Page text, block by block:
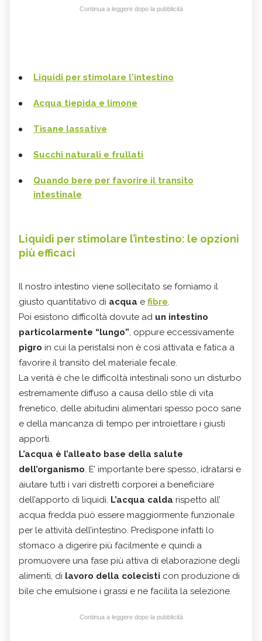
Continua a leggere dopo la pubblicità
Liquidi per stimolare l'intestino
Acqua tiepida e limone
Tisane lassative
Succhi naturali e frullati
Quando bere per favorire il transito
intestinale
Liquidi per stimolare l’intestino: le opzioni
più efficaci
Il nostro intestino viene sollecitato se forniamo il
giusto quantitativo di acqua e fibre.
Poi esistono difficoltà dovute ad un intestino
particolarmente “lungo”, oppure eccessivamente
pigro in cui la peristalsi non è così attivata e fatica a
favorire il transito del materiale fecale.
La verità è che le difficoltà intestinali sono un disturbo
estremamente diffuso a causa dello stile di vita
frenetico, delle abitudini alimentari spesso poco sane
e della mancanza di tempo per introiettare i giusti
apporti.
L’acqua è l’alleato base della salute
dell’organismo. E’ importante bere spesso, idratarsi e
aiutare tutti i vari distretti corporei a beneficiare
dell’apporto di liquidi. L’acqua calda rispetto all’
acqua fredda può essere maggiormente funzionale
per le attività dell’intestino. Predispone infatti lo
stomaco a digerire più facilmente e quindi a
promuovere una fase più attiva di elaborazione degli
alimenti, di lavoro della colecisti con produzione di
bile che emulsione i grassi e ne facilita la selezione.
Continua a leggere dopo la pubblicità